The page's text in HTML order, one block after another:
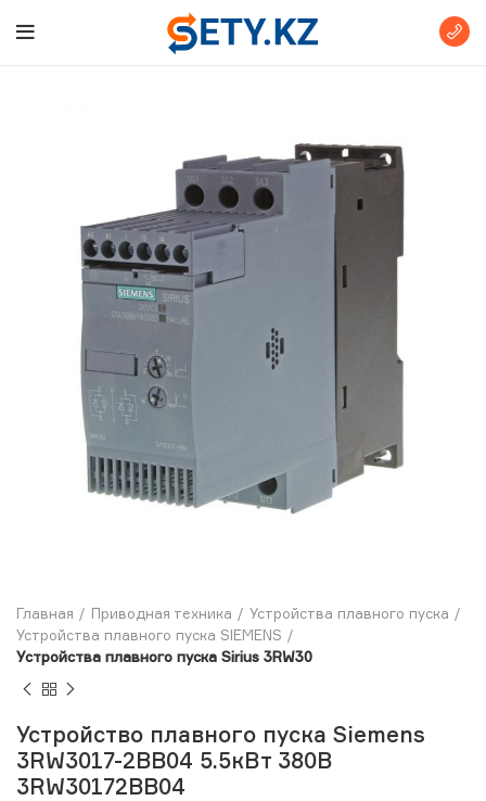
Главная Приводная техника
Устройства плавного пуска
Устройства плавного пуска SIEMENS
Устройства плавного пуска Sirius 3RW30
Устройство плавного пуска Siemens
3RW3017-2BB04 5.5кВт 380В
3RW30172BB04